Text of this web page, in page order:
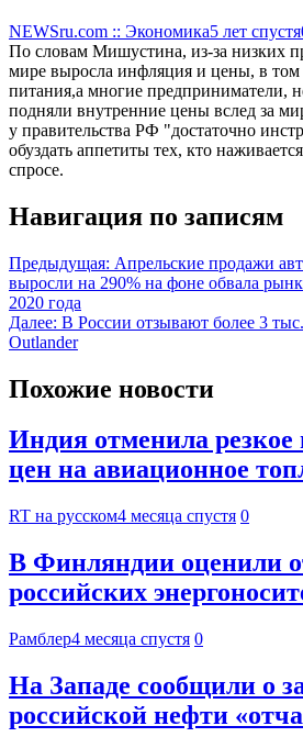
NEWSru.com :: Экономика5 лет спустя
По словам Мишустина, из-за низких
мире выросла инфляция и цены, в
питания,а многие предприниматели,
подняли внутренние цены вслед за
у правительства РФ "достаточно
обуздать аппетиты тех, кто
спросе.
Навигация по записям
Предыдущая: Апрельские продажи
выросли на 290% на фоне обвала
2020 года
Далее: В России отзывают более 3
Outlander
Похожие новости
Индия отменила
цен на авиационное
RT на русском4 месяца спустя 0
В Финляндии оценили
российских
Рамблер4 месяца спустя 0
На Западе сообщили о
российской нефти